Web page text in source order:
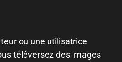
ou une utilisatrice
téléversez des images